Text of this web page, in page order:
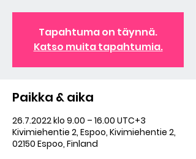
Tapahtuma on täynnä.
Katso muita tapahtumia.
Paikka & aika
26.7.2022 klo 9.00 – 16.00 UTC+3
Kivimiehentie 2, Espoo, Kivimiehentie 2,
02150 Espoo, Finland